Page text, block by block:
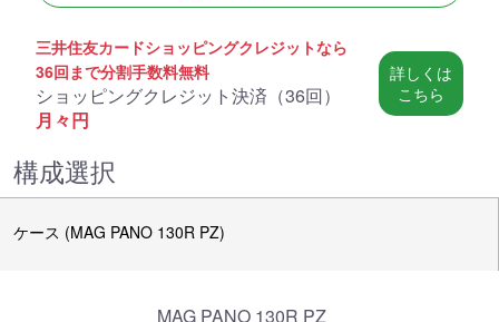
三井住友カードショッピングクレジットなら
36回まで分割手数料無料
ショッピングクレジット決済（36回）
月々円
詳しくは
こちら
構成選択
ケース (MAG PANO 130R PZ)
MAG PANO 130R PZ